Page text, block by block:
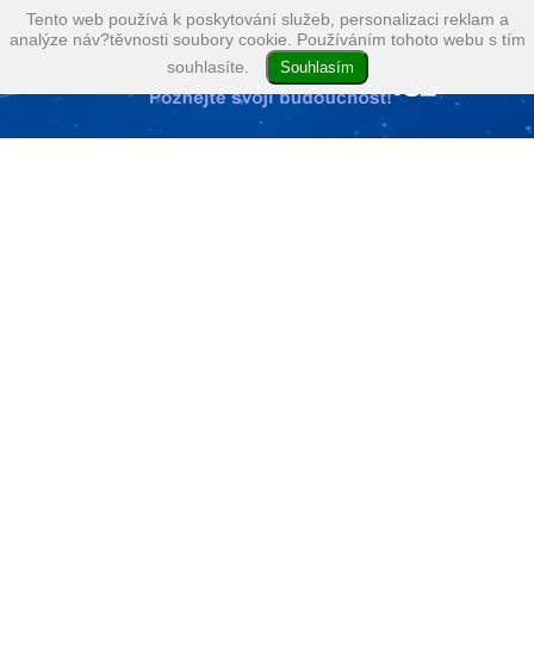
Tento web používá k poskytování služeb, personalizaci reklam a
analýze náv?těvnosti soubory cookie. Používáním tohoto webu s tím
souhlasíte.